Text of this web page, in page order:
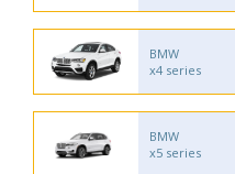
BMW
x4 series
BMW
x5 series